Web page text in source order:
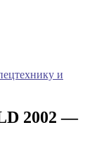
и
2002 —